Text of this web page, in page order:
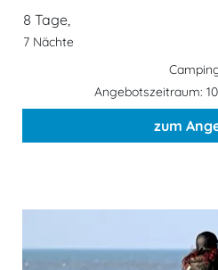
8 Tage,
7 Nächte
Angebotszeitraum:
zum